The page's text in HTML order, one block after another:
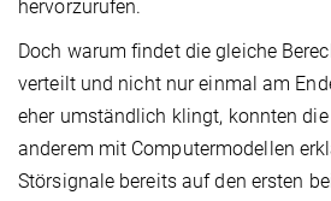
hervorzurufen.
Doch warum findet die gleiche
verteilt und nicht nur einmal am
eher umständlich klingt, konnten
anderem mit Computermodellen
Störsignale bereits auf den ersten